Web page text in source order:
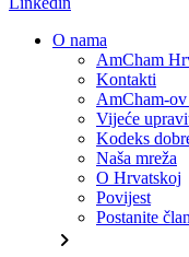
O nama
AmCham
Kontakti
AmCham-
Vijeće
Kodeks
Naša mreža
O Hrvatskoj
Povijest
Postanite član
chevron_right